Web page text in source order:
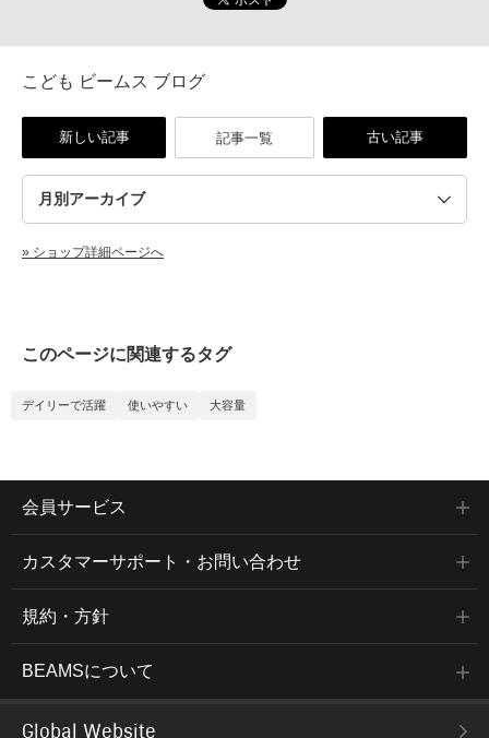
こども ビームス ブログ
新しい記事 記事一覧 古い記事
» ショップ詳細ページへ
このページに関連するタグ
デイリーで活躍 使いやすい 大容量
会員サービス
カスタマーサポート・お問い合わせ
規約・方針
BEAMSについて
Global Website